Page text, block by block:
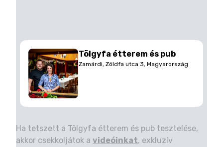
Tölgyfa étterem és pub
Zamárdi, Zöldfa utca 3, Magyarország
Ha tetszett a Tölgyfa étterem és pub tesztelése,
akkor csekkoljátok a videóinkat, exkluzív